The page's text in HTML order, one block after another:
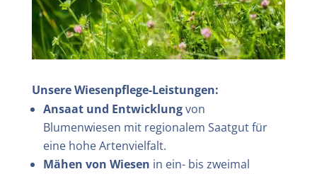
Unsere Wiesenpflege-Leistungen:
Ansaat und Entwicklungvon
Blumenwiesen mit regionalem Saatgut für
eine hohe Artenvielfalt.
Mähen von Wiesen in ein- bis zweimal